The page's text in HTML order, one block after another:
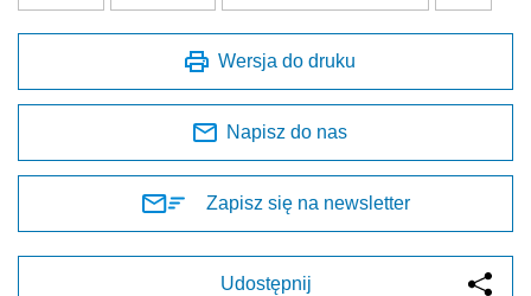
Wersja do druku
Napisz do nas
Zapisz się na newsletter
Udostępnij